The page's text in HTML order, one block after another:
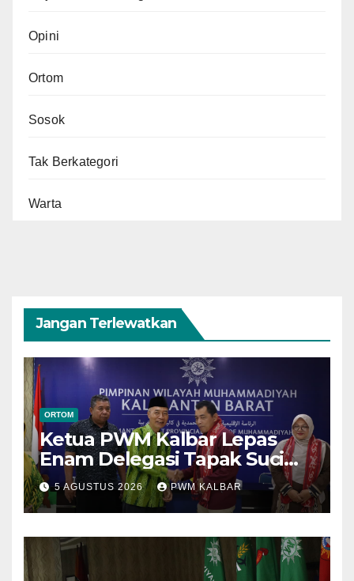
Opini
Ortom
Sosok
Tak Berkategori
Warta
Jangan Terlewatkan
ORTOM
Ketua PWM Kalbar Lepas
Enam Delegasi Tapak Suci
Menuju Muktamar XVI di
Semarang
5 AGUSTUS 2026 PWM KALBAR